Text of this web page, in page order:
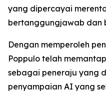
yang dipercayai
bertanggungjawab dan
Dengan memperoleh
Poppulo telah
sebagai peneraju yang
penyampaian AI yang